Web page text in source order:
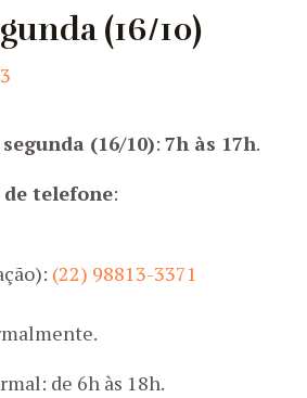
(16/10)
segunda (16/10):7h às 17h.
telefone:
(22) 98813-3371
de 6h às 18h.